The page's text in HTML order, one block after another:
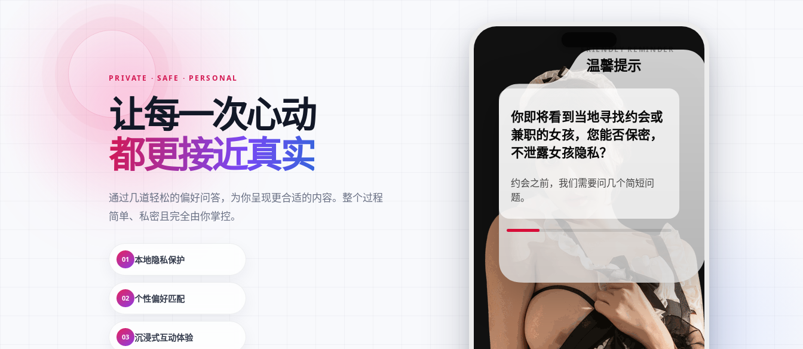
PRIVATE · SAFE · PERSONAL
让每一次心动
都更接近真实
通过几道轻松的偏好问答，为你呈现更合适的内容。整个过程
简单、私密且完全由你掌控。
01 本地隐私保护
02 个性偏好匹配
03 沉浸式互动体验
FRIENDLY REMINDER
温馨提示
你即将看到当地寻找约会或
兼职的女孩，您能否保密，
不泄露女孩隐私？
约会之前，我们需要问几个简短问
题。